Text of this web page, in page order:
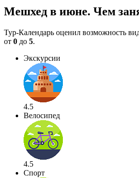
Мешхед в июне. Чем
Тур-Календарь оценил возможность
от 0 до 5.
Экскурсии
4.5
Велосипед
4.5
Спорт